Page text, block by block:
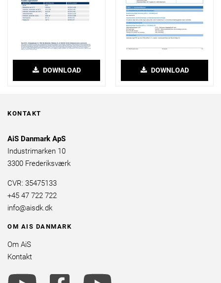
DOWNLOAD DOWNLOAD
KONTAKT
AiS Danmark ApS
Industrimarken 10
3300 Frederiksværk
CVR: 35475133
+45 47 722 722
info@aisdk.dk
OM AIS DANMARK
Om AiS
Kontakt
youtube
facebook